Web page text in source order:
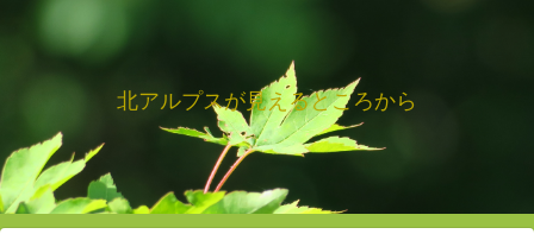
北アルプスが見えるところから